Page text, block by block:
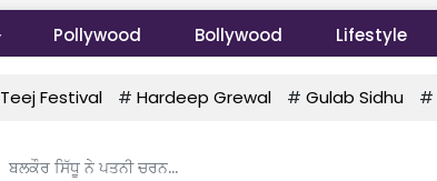
Pollywood Bollywood Lifestyle
Teej Festival # Hardeep Grewal # Gulab Sidhu #
ਬਲਕੌਰ ਸਿੱਧੂ ਨੇ ਪਤਨੀ ਚਰਨ...